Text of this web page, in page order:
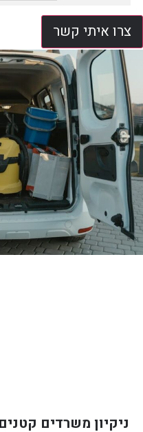
צרו איתי קשר
ניקיון משרדים